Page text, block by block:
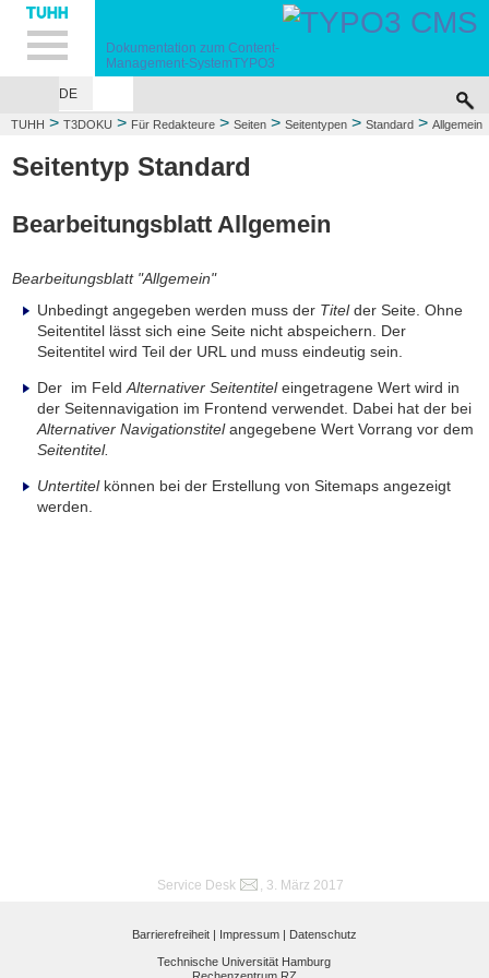
Hauptnavigation
Unternavigation
Inhalt
Suche
Dokumentation zum Content-
Management-SystemTYPO3
DE
TUHH > T3DOKU > Für Redakteure > Seiten > Seitentypen > Standard > Allgemein
Seitentyp Standard
Bearbeitungsblatt Allgemein
Bearbeitungsblatt "Allgemein"
Unbedingt angegeben werden muss der Titelder Seite. Ohne
Seitentitel lässt sich eine Seite nicht abspeichern. Der
Seitentitel wird Teil der URL und muss eindeutig sein.
Der im FeldAlternativer Seitentiteleingetragene Wert wird in
der Seitennavigation im Frontend verwendet. Dabei hat der bei
Alternativer Navigationstitelangegebene Wert Vorrang vor dem
Seitentitel.
Untertitelkönnen bei der Erstellung von Sitemaps angezeigt
werden.
Service Desk , 3. März 2017
Barrierefreiheit | Impressum | Datenschutz
Technische Universität Hamburg